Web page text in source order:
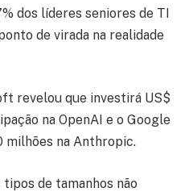
dos líderes seniores de TI
de virada na realidade
revelou que investirá US$
na OpenAI e o Google
milhões na Anthropic.
de tamanhos não